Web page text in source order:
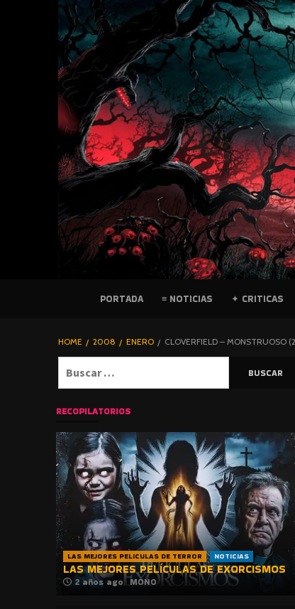
PELICULAS
BLOGHORROR
⋆
PORTADA ≡ NOTICIAS ✦ CRITICAS
HOME 2008 ENERO CLOVERFIELD – MONSTRUOSO
RECOPILATORIOS
LAS MEJORES PELICULAS DE TERROR NOTICIAS
LAS MEJORES PELÍCULAS DE EXORCISMOS
2 años ago MONO